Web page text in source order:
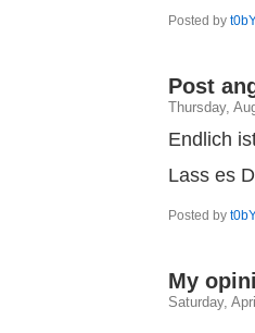
Posted by
Post
Thursday,
Endlich
Lass es
Posted by
My
Saturday,